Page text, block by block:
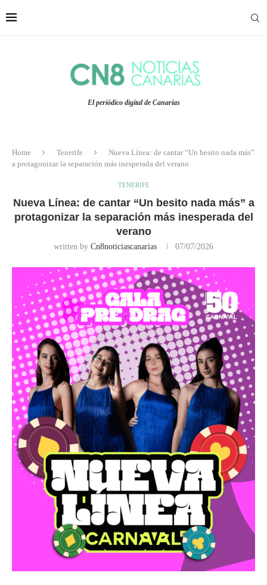
El periódico digital de Canarias
Home Tenerife
Nueva Línea: de cantar “Un besito nada más”
a protagonizar la separación más inesperada del verano
TENERIFE
Nueva Línea: de cantar “Un besito nada más” a
protagonizar la separación más inesperada del
verano
written by Cn8noticiascanarias 07/07/2026